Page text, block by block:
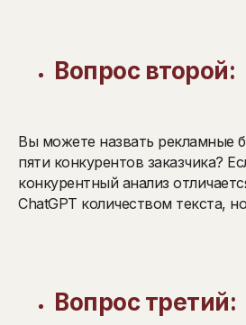
Вопрос второй:
Вы можете назвать рекламные
пяти конкурентов заказчика?
конкурентный анализ
ChatGPT количеством текста,
Вопрос третий: